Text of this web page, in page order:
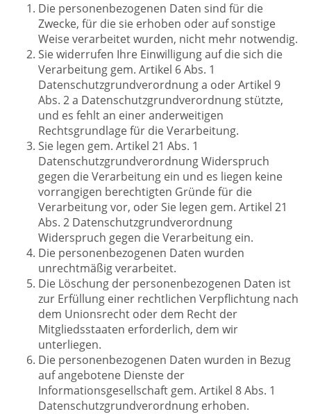
Die personenbezogenen Daten sind für die
Zwecke, für die sie erhoben oder auf sonstige
Weise verarbeitet wurden, nicht mehr notwendig.
Sie widerrufen Ihre Einwilligung auf die sich die
Verarbeitung gem. Artikel 6 Abs. 1
Datenschutzgrundverordnung a oder Artikel 9
Abs. 2 a Datenschutzgrundverordnung stützte,
und es fehlt an einer anderweitigen
Rechtsgrundlage für die Verarbeitung.
Sie legen gem. Artikel 21 Abs. 1
Datenschutzgrundverordnung Widerspruch
gegen die Verarbeitung ein und es liegen keine
vorrangigen berechtigten Gründe für die
Verarbeitung vor, oder Sie legen gem. Artikel 21
Abs. 2 Datenschutzgrundverordnung
Widerspruch gegen die Verarbeitung ein.
Die personenbezogenen Daten wurden
unrechtmäßig verarbeitet.
Die Löschung der personenbezogenen Daten ist
zur Erfüllung einer rechtlichen Verpflichtung nach
dem Unionsrecht oder dem Recht der
Mitgliedsstaaten erforderlich, dem wir
unterliegen.
Die personenbezogenen Daten wurden in Bezug
auf angebotene Dienste der
Informationsgesellschaft gem. Artikel 8 Abs. 1
Datenschutzgrundverordnung erhoben.